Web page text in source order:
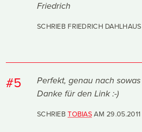
Friedrich
SCHRIEB FRIEDRICH
#5
Perfekt, genau nach
Danke für den Link :-)
SCHRIEBTOBIASAM29.05.2011